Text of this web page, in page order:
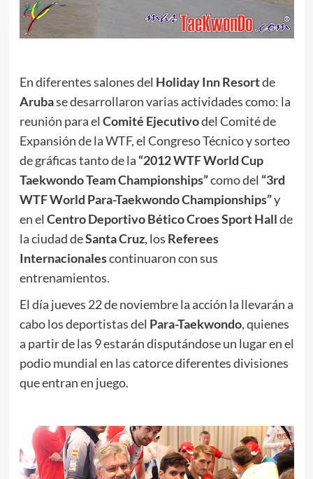
En diferentes salones del Holiday Inn Resortde
Arubase desarrollaron varias actividades como: la
reunión para el Comité Ejecutivodel Comité de
Expansión de la WTF, el Congreso Técnico y sorteo
de gráficas tanto de la “2012 WTF World Cup
Taekwondo Team Championships”como del “3rd
WTF World Para-Taekwondo Championships”y
en el Centro Deportivo Bético Croes Sport Hallde
la ciudad deSanta Cruz, los Referees
Internacionalescontinuaron con sus
entrenamientos.
El día jueves 22 de noviembre la acción la llevarán a
cabo los deportistas del Para-Taekwondo, quienes
a partir de las 9 estarán disputándose un lugar en el
podio mundial en las catorce diferentes divisiones
que entran en juego.